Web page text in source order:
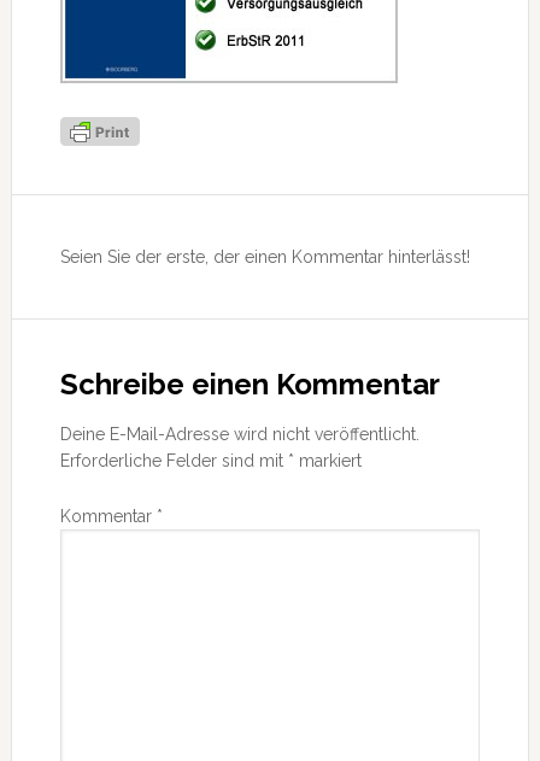
Interaktionen
Seien Sie der erste, der einen Kommentar hinterlässt!
Schreibe einen Kommentar
Deine E-Mail-Adresse wird nicht veröffentlicht.
Erforderliche Felder sind mit * markiert
Kommentar *